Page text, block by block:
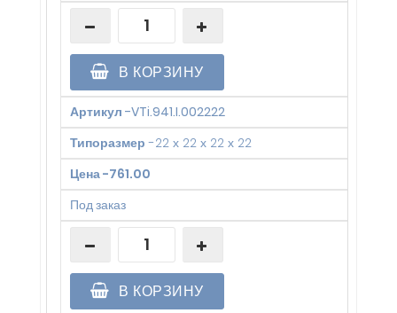
В КОРЗИНУ
Артикул -VTi.941.I.002222
Типоразмер -22 х 22 х 22 х 22
Цена-761.00
Под заказ
В КОРЗИНУ